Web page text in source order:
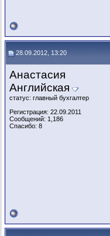
28.09.2012, 13:20
Анастасия
Английская
статус: главный бухгалтер
Регистрация: 22.09.2011
Сообщений: 1,186
Спасибо: 8